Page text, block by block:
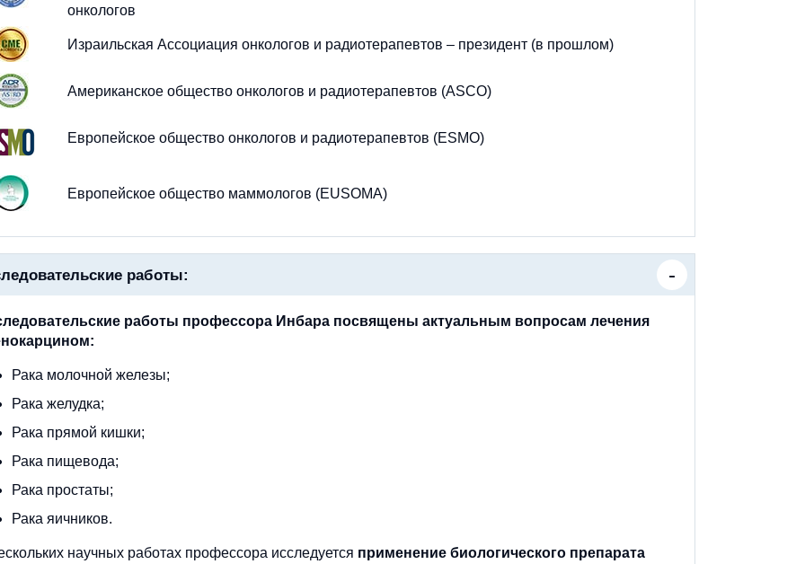
онкологов
Израильская Ассоциация онкологов и радиотерапевтов – президент (в прошлом)
Американское общество онкологов и радиотерапевтов (ASCO)
Европейское общество онкологов и радиотерапевтов (ESMO)
Европейское общество маммологов (EUSOMA)
работы:
работы профессора Инбара посвящены актуальным вопросам лечения
Рака молочной железы;
Рака желудка;
Рака прямой кишки;
Рака пищевода;
Рака простаты;
Рака яичников.
научных работах профессора исследуется применение биологического препарата